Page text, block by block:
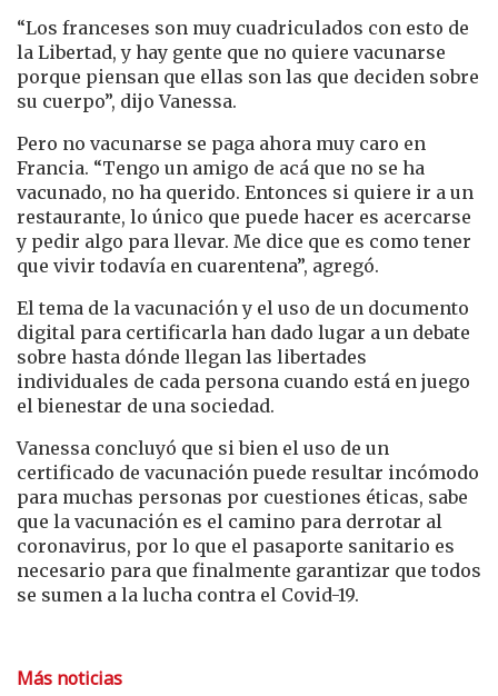
“Los franceses son muy cuadriculados con esto de
la Libertad, y hay gente que no quiere vacunarse
porque piensan que ellas son las que deciden sobre
su cuerpo”, dijo Vanessa.
Pero no vacunarse se paga ahora muy caro en
Francia. “Tengo un amigo de acá que no se ha
vacunado, no ha querido. Entonces si quiere ir a un
restaurante, lo único que puede hacer es acercarse
y pedir algo para llevar. Me dice que es como tener
que vivir todavía en cuarentena”, agregó.
El tema de la vacunación y el uso de un documento
digital para certificarla han dado lugar a un debate
sobre hasta dónde llegan las libertades
individuales de cada persona cuando está en juego
el bienestar de una sociedad.
Vanessa concluyó que si bien el uso de un
certificado de vacunación puede resultar incómodo
para muchas personas por cuestiones éticas, sabe
que la vacunación es el camino para derrotar al
coronavirus, por lo que el pasaporte sanitario es
necesario para que finalmente garantizar que todos
se sumen a la lucha contra el Covid-19.
Más noticias